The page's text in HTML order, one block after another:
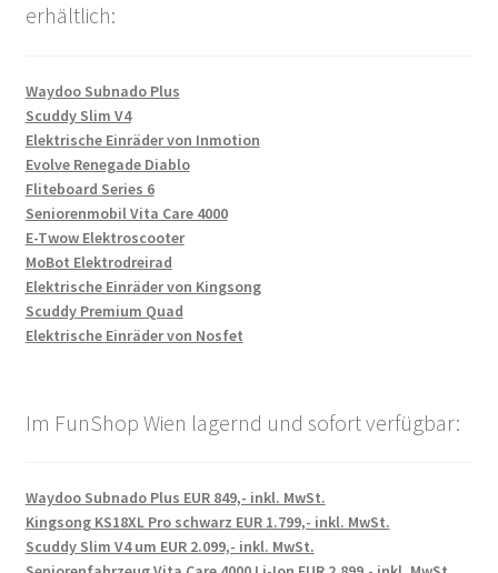
erhältlich:
Waydoo Subnado Plus
Scuddy Slim V4
Elektrische Einräder von Inmotion
Evolve Renegade Diablo
Fliteboard Series 6
Seniorenmobil Vita Care 4000
E-Twow Elektroscooter
MoBot Elektrodreirad
Elektrische Einräder von Kingsong
Scuddy Premium Quad
Elektrische Einräder von Nosfet
Im FunShop Wien lagernd und sofort verfügbar:
Waydoo Subnado Plus EUR 849,- inkl. MwSt.
Kingsong KS18XL Pro schwarz EUR 1.799,- inkl. MwSt.
Scuddy Slim V4 um EUR 2.099,- inkl. MwSt.